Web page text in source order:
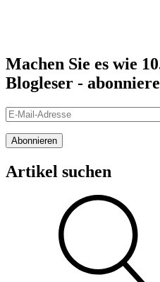
Machen Sie es wie
Blogleser -
E-
Mail-
Adresse
Abonnieren
Artikel suchen